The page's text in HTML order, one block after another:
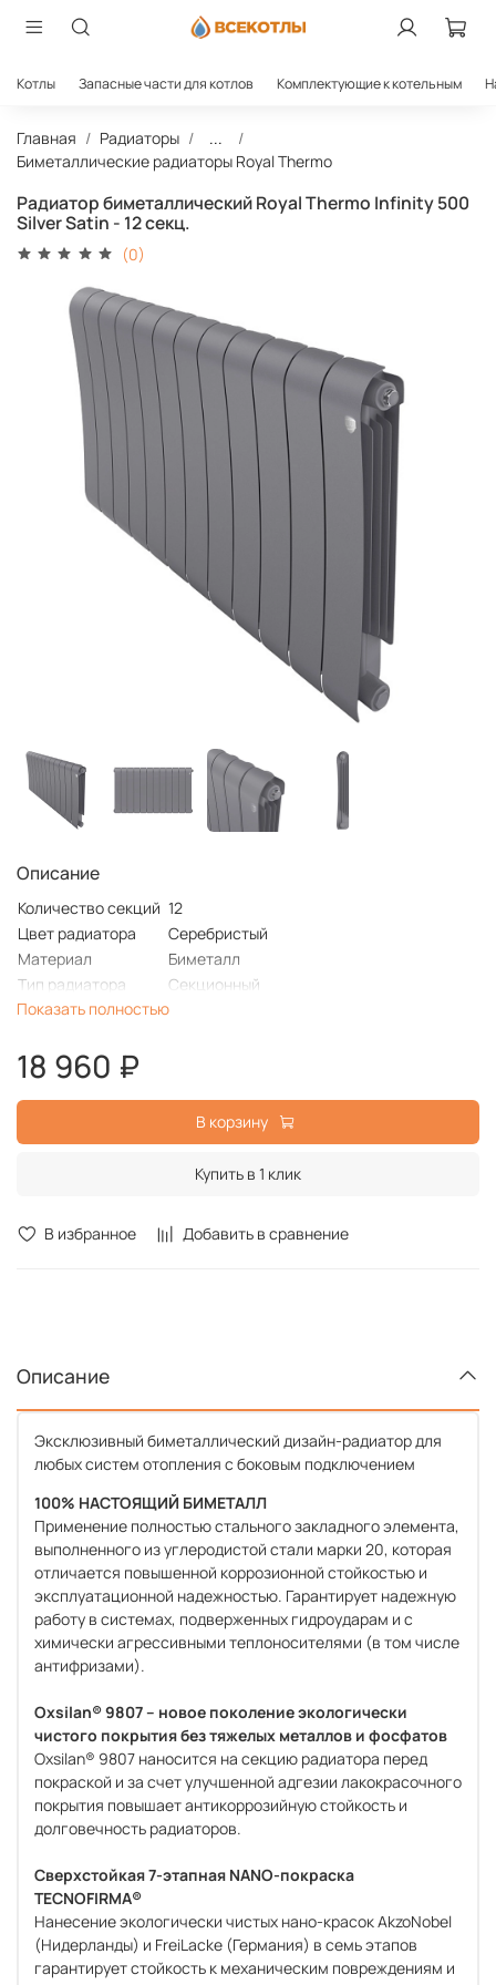
Котлы Запасные части для котлов Комплектующие к котельным
Главная Радиаторы
...
Биметаллические радиаторы Royal Thermo
Радиатор биметаллический Royal Thermo Infinity 500
Silver Satin - 12 секц.
(0)
В избранное Добавить в сравнение
Описание
Количество секций 12
Цвет радиатора
Серебристый
Материал
Биметалл
Тип радиатора
Секционный
Серия
Infinity 500
Гарантийный срок
Показать полностью
18 960 ₽
В корзину
Купить в 1 клик
Описание
Эксклюзивный биметаллический дизайн-радиатор для
любых систем отопления с боковым подключением
100% НАСТОЯЩИЙ БИМЕТАЛЛ
Применение полностью стального закладного элемента,
выполненного из углеродистой стали марки 20, которая
отличается повышенной коррозионной стойкостью и
эксплуатационной надежностью. Гарантирует надежную
работу в системах, подверженных гидроударам и с
химически агрессивными теплоносителями (в том числе
антифризами).
Oxsilan® 9807 – новое поколение экологически
чистого покрытия без тяжелых металлов и фосфатов
Oxsilan® 9807 наносится на секцию радиатора перед
покраской и за счет улучшенной адгезии лакокрасочного
покрытия повышает антикоррозийную стойкость и
долговечность радиаторов.
Сверхстойкая 7-этапная NANO-покраска
TECNOFIRMA®
Нанесение экологически чистых нано-красок AkzoNobel
(Нидерланды) и FreiLacke (Германия) в семь этапов
гарантирует стойкость к механическим повреждениям и